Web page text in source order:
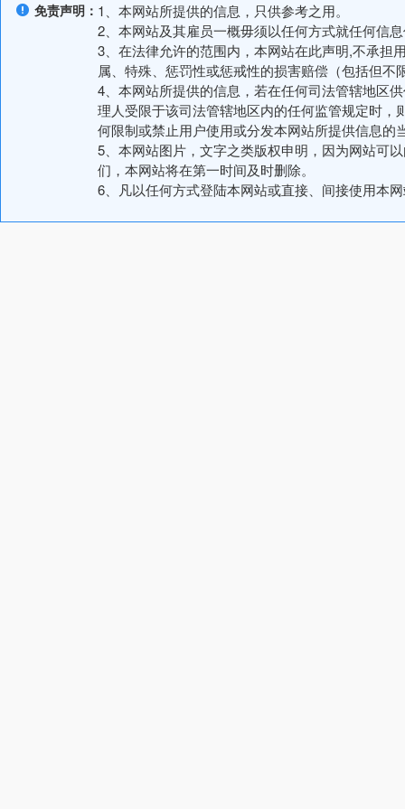
免责声明： 1、本网站所提供的信息，只供参考之用。
2、本网站及其雇员一概毋须以任何方式就任何信
3、在法律允许的范围内，本网站在此声明,不承担
属、特殊、惩罚性或惩戒性的损害赔偿（包括但
4、本网站所提供的信息，若在任何司法管辖地区
理人受限于该司法管辖地区内的任何监管规定时
何限制或禁止用户使用或分发本网站所提供信息的
5、本网站图片，文字之类版权申明，因为网站可
们，本网站将在第一时间及时删除。
6、凡以任何方式登陆本网站或直接、间接使用本